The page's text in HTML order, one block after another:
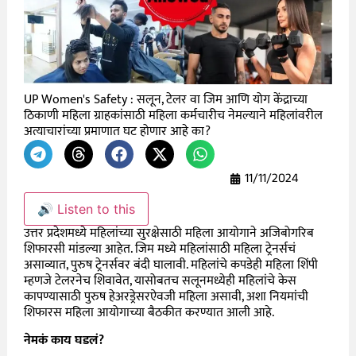
UP Women's Safety : सलून, टेलर वा जिम आणि योग केंद्राच्या
ठिकाणी महिला ग्राहकांसाठी महिला कर्मचारीच नेमल्याने महिलांवरील
अत्याचारांच्या प्रमाणात घट होणार आहे का?
11/11/2024
🔊 Listen to this
उत्तर प्रदेशमध्ये महिलांच्या सुरक्षेसाठी महिला आयोगाने अजिबोगरिब
शिफारसी मांडल्या आहेत. जिम मध्ये महिलांसाठी महिला ट्रेनर्सचं
असाव्यात, पुरुष ट्रेनर्सवर बंदी घालावी. महिलांचे कपडेही महिला शिंपी
म्हणजे टेलरनेच शिवावेत, यासोबतच सलूनमध्येही महिलांचे केस
कापण्यासाठी पुरुष हेअरड्रेसरऐवजी महिला असावी, अशा नियमांची
शिफारस महिला आयोगाच्या बैठकीत करण्यात आली आहे.
नेमकं काय घडलं?